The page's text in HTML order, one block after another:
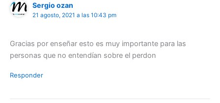
Sergio ozan
21 agosto, 2021 a las 10:43 pm
Gracias por enseñar esto es muy importante para las
personas que no entendían sobre el perdon
Responder